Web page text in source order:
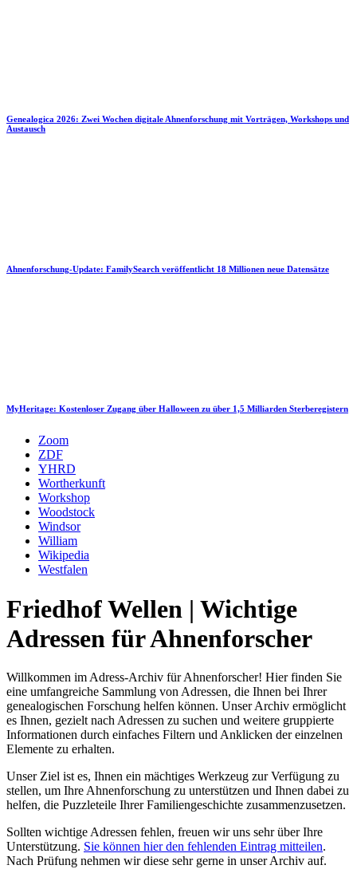
Genealogica 2026: Zwei Wochen digitale Ahnenforschung mit Vorträgen, Workshops und
Austausch
Ahnenforschung-Update: FamilySearch veröffentlicht 18 Millionen neue Datensätze
MyHeritage: Kostenloser Zugang über Halloween zu über 1,5 Milliarden Sterberegistern
Zoom
ZDF
YHRD
Wortherkunft
Workshop
Woodstock
Windsor
William
Wikipedia
Westfalen
Friedhof Wellen | Wichtige
Adressen für Ahnenforscher
Willkommen im Adress-Archiv für Ahnenforscher! Hier finden Sie
eine umfangreiche Sammlung von Adressen, die Ihnen bei Ihrer
genealogischen Forschung helfen können. Unser Archiv ermöglicht
es Ihnen, gezielt nach Adressen zu suchen und weitere gruppierte
Informationen durch einfaches Filtern und Anklicken der einzelnen
Elemente zu erhalten.
Unser Ziel ist es, Ihnen ein mächtiges Werkzeug zur Verfügung zu
stellen, um Ihre Ahnenforschung zu unterstützen und Ihnen dabei zu
helfen, die Puzzleteile Ihrer Familiengeschichte zusammenzusetzen.
Sollten wichtige Adressen fehlen, freuen wir uns sehr über Ihre
Unterstützung. Sie können hier den fehlenden Eintrag mitteilen.
Nach Prüfung nehmen wir diese sehr gerne in unser Archiv auf.